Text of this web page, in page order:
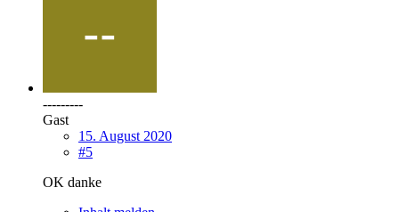
---------
Gast
15. August 2020
#5
OK danke